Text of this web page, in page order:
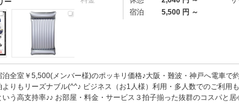
宿泊
5,500 円 ～
泊全室￥5,500(メンバー様)のポッキリ価格♪大阪・難波・神戸へ電車で
よりもリーズナブル(^^♪ ビジネス（お1人様）利用・多人数でのご利用
う高支持率♪♪ お部屋・料金・サービス３拍子揃った抜群のコスパと居